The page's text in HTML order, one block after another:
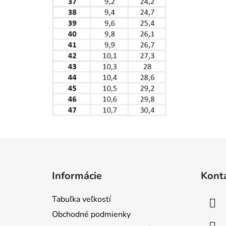
Informácie
Tabuľka veľkostí
Obchodné podmienky